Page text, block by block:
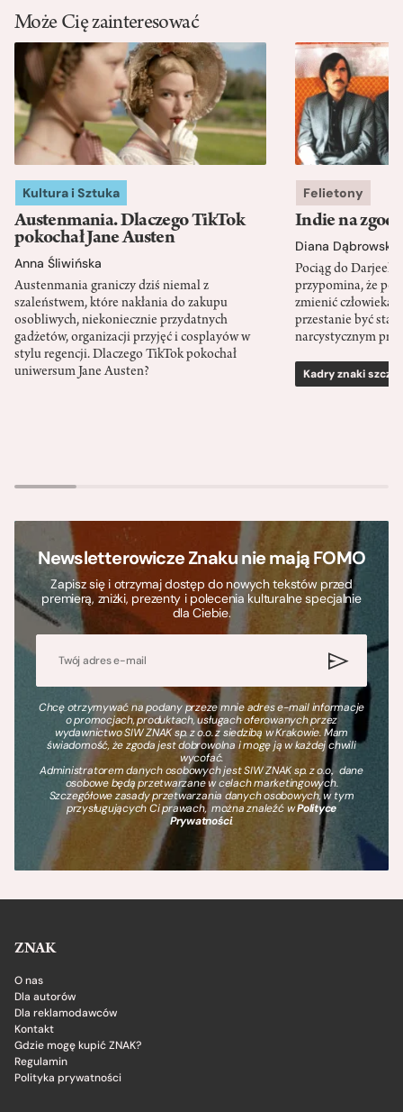
Może Cię zainteresować
Kultura i Sztuka
Austenmania. Dlaczego TikTok
pokochał Jane Austen
Anna Śliwińska
Austenmania graniczy dziś niemal z
szaleństwem, które nakłania do zakupu
osobliwych, niekoniecznie przydatnych
gadżetów, organizacji przyjęć i cosplayów w
stylu regencji. Dlaczego TikTok pokochał
uniwersum Jane Austen?
Felietony
Indie na
Diana Dąbrowska
Pociąg do
przypomina, że
zmienić człowieka
przestanie być
narcystycznym
Kadry znaki
Newsletterowicze Znaku nie mają FOMO
Zapisz się i otrzymaj dostęp do nowych tekstów przed
premierą, zniżki, prezenty i polecenia kulturalne specjalnie
dla Ciebie.
Chcę otrzymywać na podany przeze mnie adres e-mail informacje
o promocjach, produktach, usługach oferowanych przez
wydawnictwo SIW ZNAK sp. z o.o. z siedzibą w Krakowie. Mam
świadomość, że zgoda jest dobrowolna i mogę ją w każdej chwili
wycofać.
Administratorem danych osobowych jest SIW ZNAK sp. z o.o., dane
osobowe będą przetwarzane w celach marketingowych.
Szczegółowe zasady przetwarzania danych osobowych, w tym
przysługujących Ci prawach, można znaleźć wPolityce
Prywatności.
ZNAK
O nas
Dla autorów
Dla reklamodawców
Kontakt
Gdzie mogę kupić ZNAK?
Regulamin
Polityka prywatności